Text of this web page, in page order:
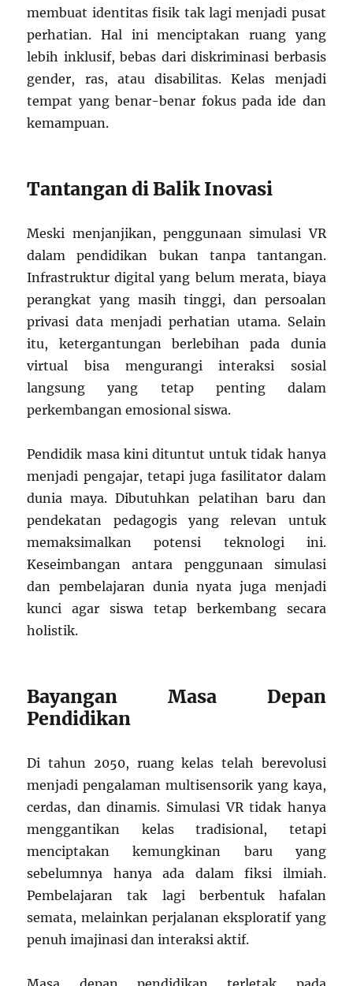
membuat identitas fisik tak lagi menjadi pusat
perhatian. Hal ini menciptakan ruang yang
lebih inklusif, bebas dari diskriminasi berbasis
gender, ras, atau disabilitas. Kelas menjadi
tempat yang benar-benar fokus pada ide dan
kemampuan.
Tantangan di Balik Inovasi
Meski menjanjikan, penggunaan simulasi VR
dalam pendidikan bukan tanpa tantangan.
Infrastruktur digital yang belum merata, biaya
perangkat yang masih tinggi, dan persoalan
privasi data menjadi perhatian utama. Selain
itu, ketergantungan berlebihan pada dunia
virtual bisa mengurangi interaksi sosial
langsung yang tetap penting dalam
perkembangan emosional siswa.
Pendidik masa kini dituntut untuk tidak hanya
menjadi pengajar, tetapi juga fasilitator dalam
dunia maya. Dibutuhkan pelatihan baru dan
pendekatan pedagogis yang relevan untuk
memaksimalkan potensi teknologi ini.
Keseimbangan antara penggunaan simulasi
dan pembelajaran dunia nyata juga menjadi
kunci agar siswa tetap berkembang secara
holistik.
Bayangan Masa Depan
Pendidikan
Di tahun 2050, ruang kelas telah berevolusi
menjadi pengalaman multisensorik yang kaya,
cerdas, dan dinamis. Simulasi VR tidak hanya
menggantikan kelas tradisional, tetapi
menciptakan kemungkinan baru yang
sebelumnya hanya ada dalam fiksi ilmiah.
Pembelajaran tak lagi berbentuk hafalan
semata, melainkan perjalanan eksploratif yang
penuh imajinasi dan interaksi aktif.